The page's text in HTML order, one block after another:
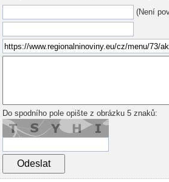
(Není
Do spodního pole opište z obrázku 5 znaků: